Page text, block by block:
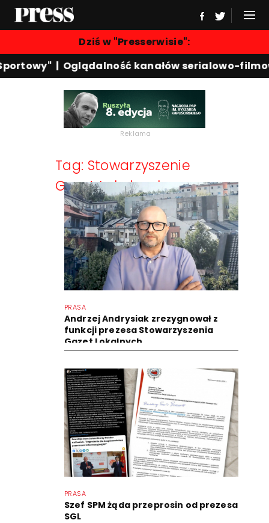
Dziś w "Presserwisie":
| Oglądalność kanałów serialowo-
Reklama
Tag: Stowarzyszenie
Gazet Lokalnych
PRASA
Andrzej Andrysiak zrezygnował z
funkcji prezesa Stowarzyszenia
Gazet Lokalnych
PRASA
Szef SPM żąda przeprosin od prezesa
SGL